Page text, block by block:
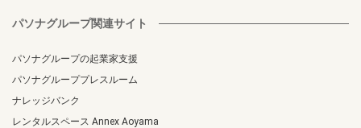
パソナグループ関連サイト
パソナグループの起業家支援
パソナグループプレスルーム
ナレッジバンク
レンタルスペース Annex Aoyama